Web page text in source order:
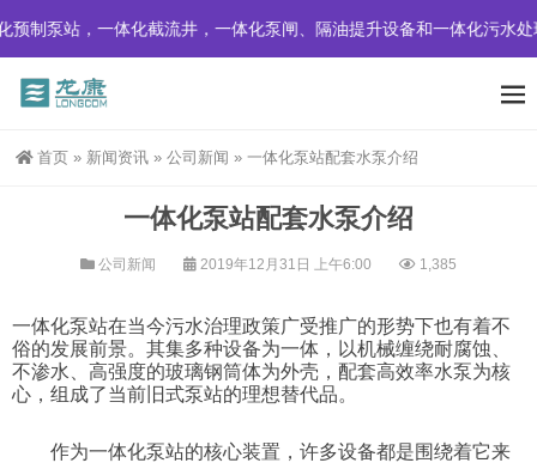
制泵站，一体化截流井，一体化泵闸、隔油提升设备和一体化污水处
首页 » 新闻资讯 » 公司新闻 » 一体化泵站配套水泵介绍
一体化泵站配套水泵介绍
公司新闻 2019年12月31日 上午6:00 1,385
一体化泵站在当今污水治理政策广受推广的形势下也有着不
俗的发展前景。其集多种设备为一体，以机械缠绕耐腐蚀、
不渗水、高强度的玻璃钢筒体为外壳，配套高效率水泵为核
心，组成了当前旧式泵站的理想替代品。
作为一体化泵站的核心装置，许多设备都是围绕着它来